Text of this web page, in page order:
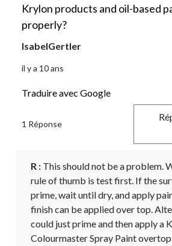
Krylon products and oil-based
properly?
IsabelGertler
il y a 10 ans
Traduire avec Google
1 Réponse
R : This should not be a problem.
rule of thumb is test first. If the
prime, wait until dry, and apply
finish can be applied over top.
could just prime and then apply a
Colourmaster Spray Paint overtop.